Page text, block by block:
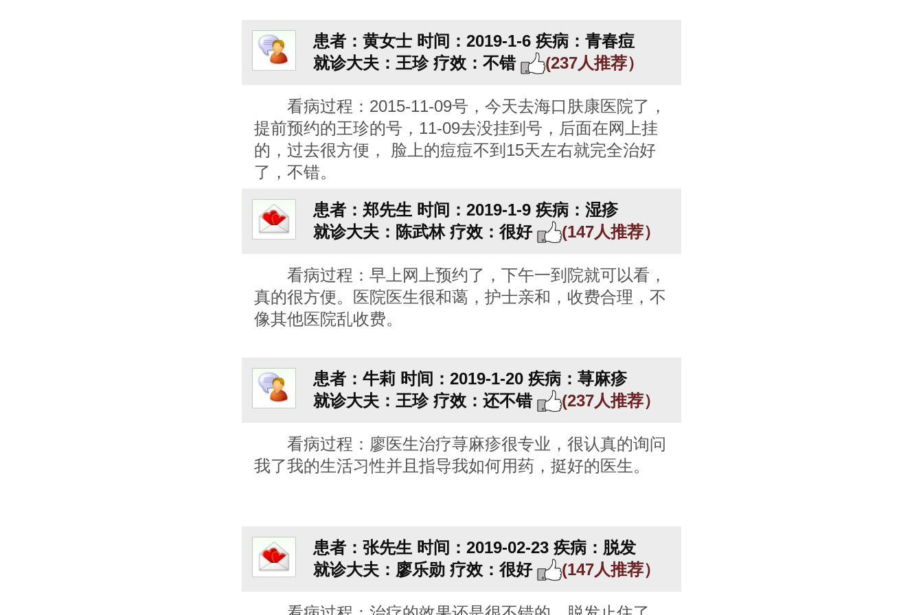
患者：黄女士 时间：2019-1-6 疾病：青春痘
就诊大夫：王珍 疗效：不错 (237人推荐）
看病过程：2015-11-09号，今天去海口肤康医院了，
提前预约的王珍的号，11-09去没挂到号，后面在网上挂
的，过去很方便， 脸上的痘痘不到15天左右就完全治好
了，不错。
患者：郑先生 时间：2019-1-9 疾病：湿疹
就诊大夫：陈武林 疗效：很好 (147人推荐）
看病过程：早上网上预约了，下午一到院就可以看，
真的很方便。医院医生很和蔼，护士亲和，收费合理，不
像其他医院乱收费。
患者：牛莉 时间：2019-1-20 疾病：荨麻疹
就诊大夫：王珍 疗效：还不错 (237人推荐）
看病过程：廖医生治疗荨麻疹很专业，很认真的询问
我了我的生活习性并且指导我如何用药，挺好的医生。
患者：张先生 时间：2019-02-23 疾病：脱发
就诊大夫：廖乐勋 疗效：很好 (147人推荐）